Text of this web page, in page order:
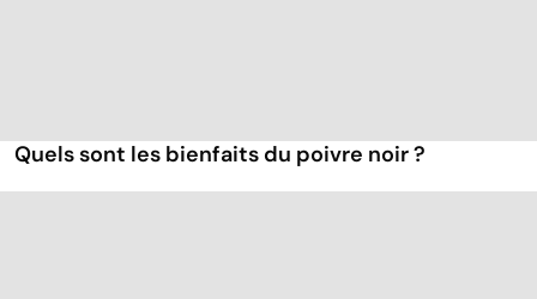
Quels sont les bienfaits du poivre noir ?